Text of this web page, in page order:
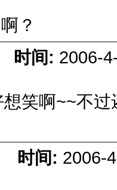
？
时间: 2006-
笑啊~~不
时间: 2006-